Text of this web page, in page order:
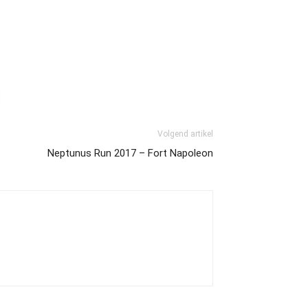
Volgend artikel
Neptunus Run 2017 – Fort Napoleon